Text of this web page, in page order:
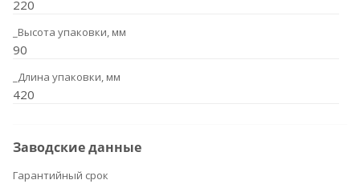
220
_Высота упаковки, мм
90
_Длина упаковки, мм
420
Заводские данные
Гарантийный срок